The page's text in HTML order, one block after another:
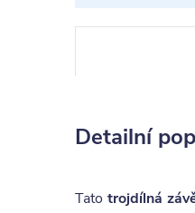
Detailní
Tatotrojdílná